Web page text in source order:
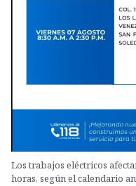
Los trabajos eléctricos
horas, según el calendario